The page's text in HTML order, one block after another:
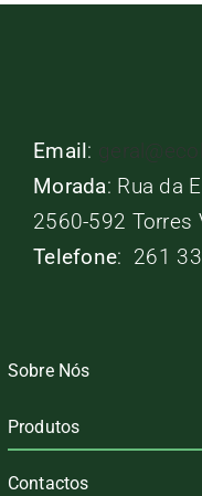
Email:
Morada: Rua da
2560-592 Torres
Telefone: 261
Sobre Nós
Produtos
Contactos